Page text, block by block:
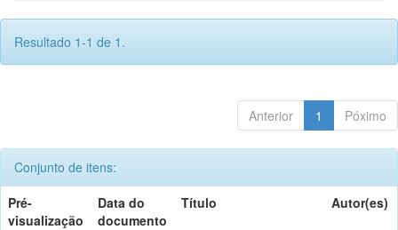
Resultado 1-1 de 1.
Anterior 1 Póximo
Conjunto de itens:
Pré-
visualização
Data do
documento
Título Autor(es)